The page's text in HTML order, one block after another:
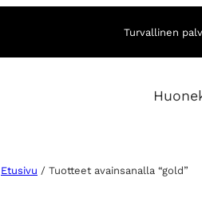
Turvallinen
Etusivu / Tuotteet avainsanalla “gold”